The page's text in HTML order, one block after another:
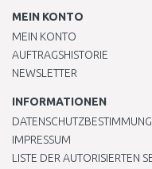
MEIN KONTO
MEIN KONTO
AUFTRAGSHISTORIE
NEWSLETTER
INFORMATIONEN
IMPRESSUM
LISTE DER AUTORISIERTEN